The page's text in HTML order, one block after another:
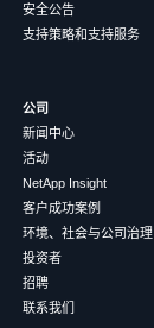
安全公告
支持策略和支持服务
公司
新闻中心
活动
NetApp Insight
客户成功案例
环境、社会与公司治理
投资者
招聘
联系我们